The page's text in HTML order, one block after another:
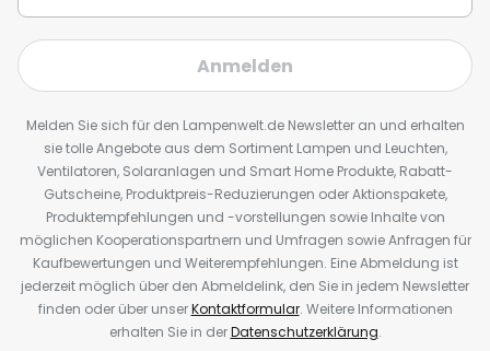
Anmelden
Melden Sie sich für den Lampenwelt.de Newsletter an und erhalten
sie tolle Angebote aus dem Sortiment Lampen und Leuchten,
Ventilatoren, Solaranlagen und Smart Home Produkte, Rabatt-
Gutscheine, Produktpreis-Reduzierungen oder Aktionspakete,
Produktempfehlungen und -vorstellungen sowie Inhalte von
möglichen Kooperationspartnern und Umfragen sowie Anfragen für
Kaufbewertungen und Weiterempfehlungen. Eine Abmeldung ist
jederzeit möglich über den Abmeldelink, den Sie in jedem Newsletter
finden oder über unserKontaktformular. Weitere Informationen
erhalten Sie in derDatenschutzerklärung.